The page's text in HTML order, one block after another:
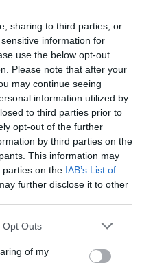
sharing to third parties, or
information for
use the below opt-out
Please note that after your
may continue seeing
information utilized by
to third parties prior to
opt-out of the further
by third parties on the
This information may
parties on the IAB’s List of
further disclose it to other
Opt Outs
of my